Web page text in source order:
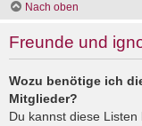
Nach oben
Freunde und
Wozu benötige ich
Mitglieder?
Du kannst diese